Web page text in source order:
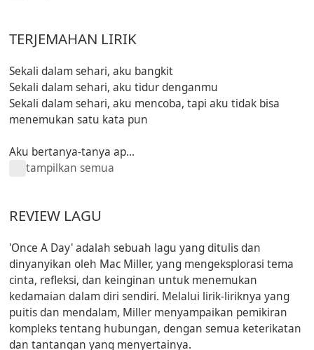
TERJEMAHAN LIRIK
Sekali dalam sehari, aku bangkit
Sekali dalam sehari, aku tidur denganmu
Sekali dalam sehari, aku mencoba, tapi aku tidak bisa
menemukan satu kata pun
Aku bertanya-tanya ap...
tampilkan semua
REVIEW LAGU
'Once A Day' adalah sebuah lagu yang ditulis dan
dinyanyikan oleh Mac Miller, yang mengeksplorasi tema
cinta, refleksi, dan keinginan untuk menemukan
kedamaian dalam diri sendiri. Melalui lirik-liriknya yang
puitis dan mendalam, Miller menyampaikan pemikiran
kompleks tentang hubungan, dengan semua keterikatan
dan tantangan yang menyertainya.